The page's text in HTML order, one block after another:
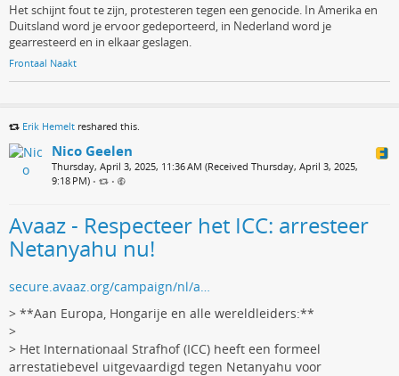
Het schijnt fout te zijn, protesteren tegen een genocide. In Amerika en
Duitsland word je ervoor gedeporteerd, in Nederland word je
gearresteerd en in elkaar geslagen.
Frontaal Naakt
Erik Hemelt reshared this.
Nico Geelen
Thursday, April 3, 2025, 11:36 AM (Received Thursday, April 3, 2025,
9:18 PM) • •
Avaaz - Respecteer het ICC: arresteer
Netanyahu nu!
secure.avaaz.org/campaign/nl/a…
> **Aan Europa, Hongarije en alle wereldleiders:**
>
> Het Internationaal Strafhof (ICC) heeft een formeel
arrestatiebevel uitgevaardigd tegen Netanyahu voor